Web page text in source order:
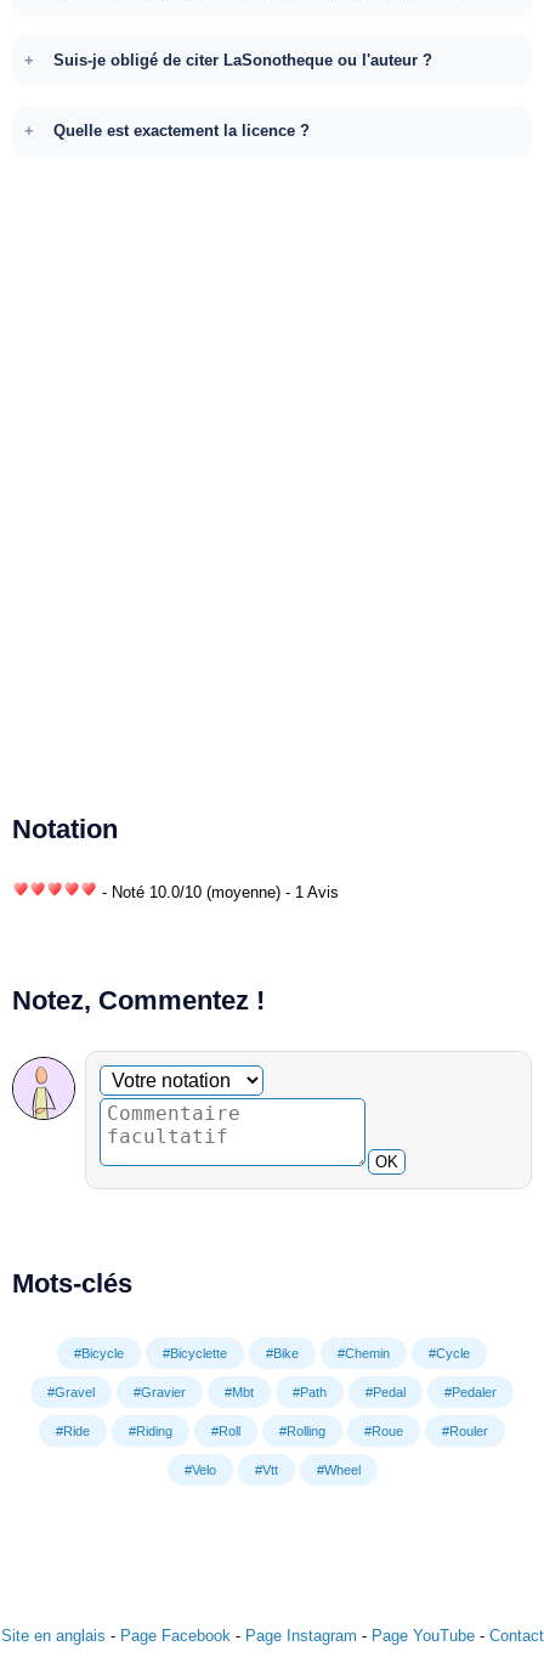
Suis-je obligé de citer LaSonotheque ou l'auteur ?
Quelle est exactement la licence ?
Notation
- Noté 10.0/10 (moyenne) - 1 Avis
Notez, Commentez !
Commentaire facultatif
Votre notation
OK
Mots-clés
#Bicycle #Bicyclette #Bike #Chemin #Cycle
#Gravel #Gravier #Mbt #Path #Pedal #Pedaler
#Ride #Riding #Roll #Rolling #Roue #Rouler
#Velo #Vtt #Wheel
Site en anglais - Page Facebook - Page Instagram - Page YouTube- Contact